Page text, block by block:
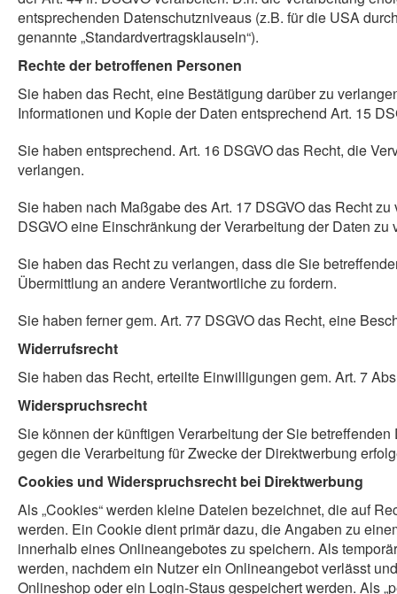
entsprechenden Datenschutzniveaus (z.B. für die USA
genannte „Standardvertragsklauseln“).
Rechte der betroffenen Personen
Sie haben das Recht, eine Bestätigung darüber zu
Informationen und Kopie der Daten entsprechend Art. 15
Sie haben entsprechend. Art. 16 DSGVO das Recht, die
verlangen.
Sie haben nach Maßgabe des Art. 17 DSGVO das Recht
DSGVO eine Einschränkung der Verarbeitung der Daten zu
Sie haben das Recht zu verlangen, dass die Sie
Übermittlung an andere Verantwortliche zu fordern.
Sie haben ferner gem. Art. 77 DSGVO das Recht, eine
Widerrufsrecht
Sie haben das Recht, erteilte Einwilligungen gem. Art. 7
Widerspruchsrecht
Sie können der künftigen Verarbeitung der Sie
gegen die Verarbeitung für Zwecke der Direktwerbung
Cookies und Widerspruchsrecht bei Direktwerbung
Als „Cookies“ werden kleine Dateien bezeichnet, die auf
werden. Ein Cookie dient primär dazu, die Angaben zu
innerhalb eines Onlineangebotes zu speichern. Als
werden, nachdem ein Nutzer ein Onlineangebot verlässt
Onlineshop oder ein Login-Staus gespeichert werden. Als